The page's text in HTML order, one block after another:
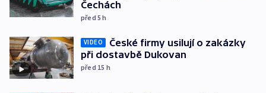
Čechách
před 5h
VIDEO
České firmy usilují o zakázky
při dostavbě Dukovan
před 15 h